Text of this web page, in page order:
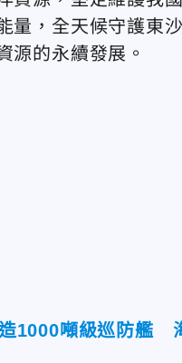
量，全天候守護東
源的永續發展。
1000噸級巡防艦